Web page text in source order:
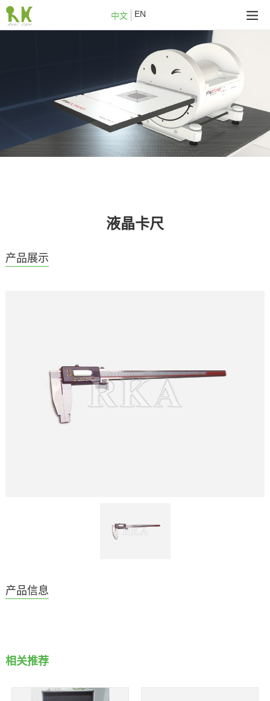
中文 EN
液晶卡尺
产品展示
产品信息
相关推荐